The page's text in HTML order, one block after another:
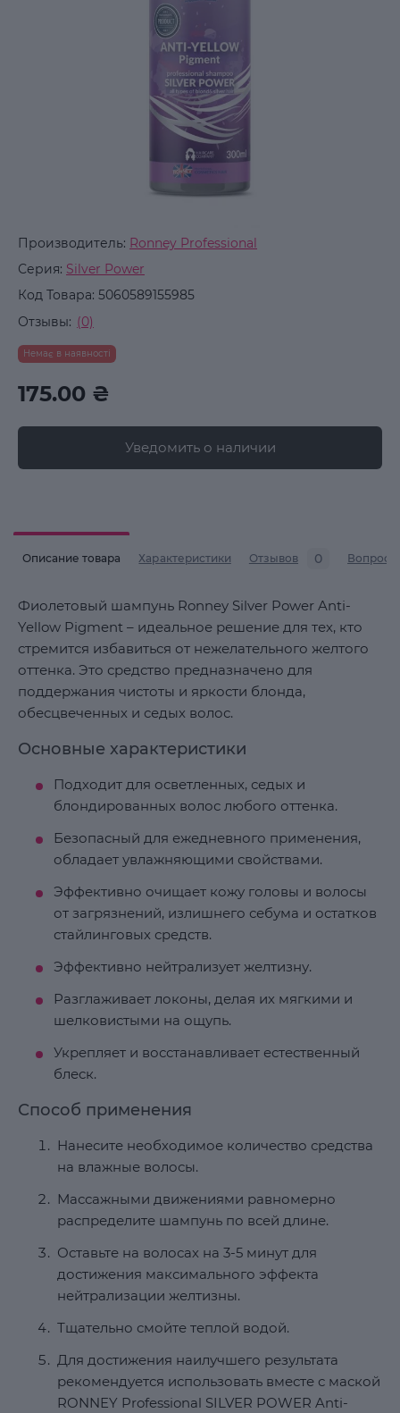
Производитель: Ronney Professional
Серия: Silver Power
Код Товара: 5060589155985
Отзывы: (0)
Немає в наявності
175.00 ₴
Уведомить о наличии
Описание товара Характеристики Отзывов 0 Вопросы
Фиолетовый шампунь Ronney Silver Power Anti-
Yellow Pigment – ​​идеальное решение для тех, кто
стремится избавиться от нежелательного желтого
оттенка. Это средство предназначено для
поддержания чистоты и яркости блонда,
обесцвеченных и седых волос.
Основные характеристики
Подходит для осветленных, седых и
блондированных волос любого оттенка.
Безопасный для ежедневного применения,
обладает увлажняющими свойствами.
Эффективно очищает кожу головы и волосы
от загрязнений, излишнего себума и остатков
стайлинговых средств.
Эффективно нейтрализует желтизну.
Разглаживает локоны, делая их мягкими и
шелковистыми на ощупь.
Укрепляет и восстанавливает естественный
блеск.
Способ применения
Нанесите необходимое количество средства
на влажные волосы.
Массажными движениями равномерно
распределите шампунь по всей длине.
Оставьте на волосах на 3-5 минут для
достижения максимального эффекта
нейтрализации желтизны.
Тщательно смойте теплой водой.
Для достижения наилучшего результата
рекомендуется использовать вместе с маской
RONNEY Professional SILVER POWER Anti-